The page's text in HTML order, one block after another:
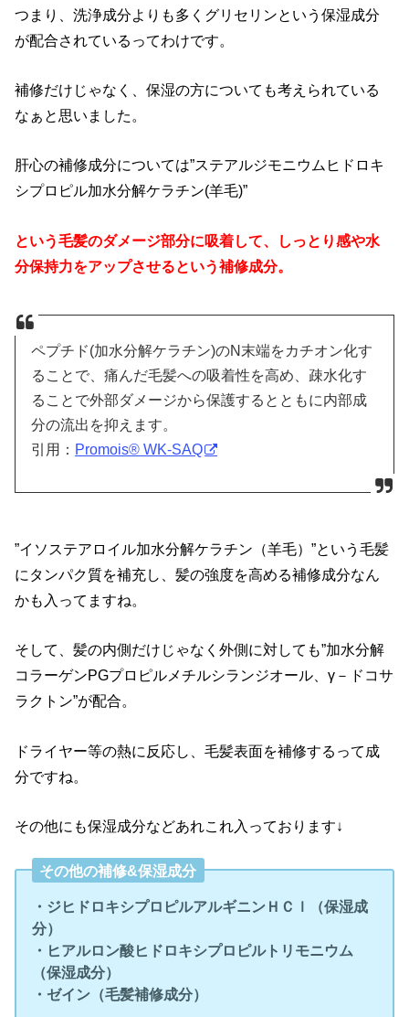
つまり、洗浄成分よりも多くグリセリンという保湿成分
が配合されているってわけです。
補修だけじゃなく、保湿の方についても考えられている
なぁと思いました。
肝心の補修成分については”ステアルジモニウムヒドロキ
シプロピル加水分解ケラチン(羊毛)”
という毛髪のダメージ部分に吸着して、しっとり感や水
分保持力をアップさせるという補修成分。
ペプチド(加水分解ケラチン)のN末端をカチオン化す
ることで、痛んだ毛髪への吸着性を高め、疎水化す
ることで外部ダメージから保護するとともに内部成
分の流出を抑えます。
引用： Promois® WK-SAQ
”イソステアロイル加水分解ケラチン（羊毛）”という毛髪
にタンパク質を補充し、髪の強度を高める補修成分なん
かも入ってますね。
そして、髪の内側だけじゃなく外側に対しても”加水分解
コラーゲンPGプロピルメチルシランジオール、γ－ドコサ
ラクトン”が配合。
ドライヤー等の熱に反応し、毛髪表面を補修するって成
分ですね。
その他にも保湿成分などあれこれ入っております↓
その他の補修&保湿成分
・ジヒドロキシプロピルアルギニンＨＣｌ（保湿成
分）
・ヒアルロン酸ヒドロキシプロピルトリモニウム
（保湿成分）
・ゼイン（毛髪補修成分）